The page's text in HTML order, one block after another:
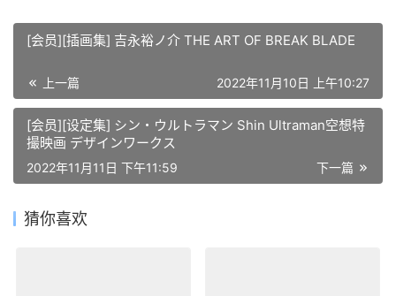
[会员][插画集] 吉永裕ノ介 THE ART OF BREAK BLADE
上一篇 2022年11月10日 上午10:27
[会员][设定集] シン・ウルトラマン Shin Ultraman空想特
撮映画 デザインワークス
下一篇
2022年11月11日 下午11:59
猜你喜欢